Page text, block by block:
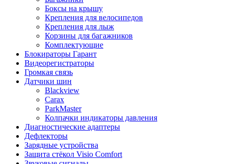
Боксы на крышу
Крепления для велосипедов
Крепления для лыж
Корзины для багажников
Комплектующие
Блокираторы Гарант
Видеорегистраторы
Громкая связь
Датчики шин
Blackview
Carax
ParkMaster
Колпачки индикаторы давления
Диагностические адаптеры
Дефлекторы
Зарядные устройства
Защита стёкол Visio Comfort